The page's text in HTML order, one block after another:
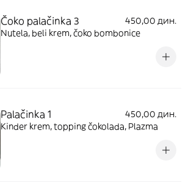
Čoko palačinka 3
450,00 дин.
Nutela, beli krem, čoko bombonice
Palačinka 1
450,00 дин.
Kinder krem, topping čokolada, Plazma